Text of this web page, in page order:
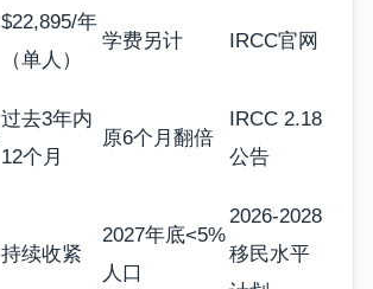
$22,895/年
（单人）
学费另计 IRCC官网
过去3年内
12个月
原6个月翻倍
IRCC 2.18
公告
持续收紧
2027年底<5%
人口
2026-2028
移民水平